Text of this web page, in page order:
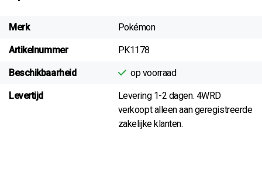
Merk Pokémon
Artikelnummer PK1178
Beschikbaarheid op voorraad
Levertijd
Levering 1-2 dagen. 4WRD
verkoopt alleen aan geregistreerde
zakelijke klanten.